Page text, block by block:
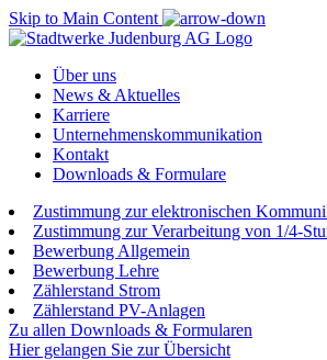
Skip to Main Content
Über uns
News & Aktuelles
Karriere
Unternehmenskommunikation
Kontakt
Downloads & Formulare
Zustimmung zur elektronischen
Zustimmung zur Verarbeitung von 1/4-
Bewerbung Allgemein
Bewerbung Lehre
Zählerstand Strom
Zählerstand PV-Anlagen
Zu allen Downloads & Formularen
Hier gelangen Sie zur Übersicht